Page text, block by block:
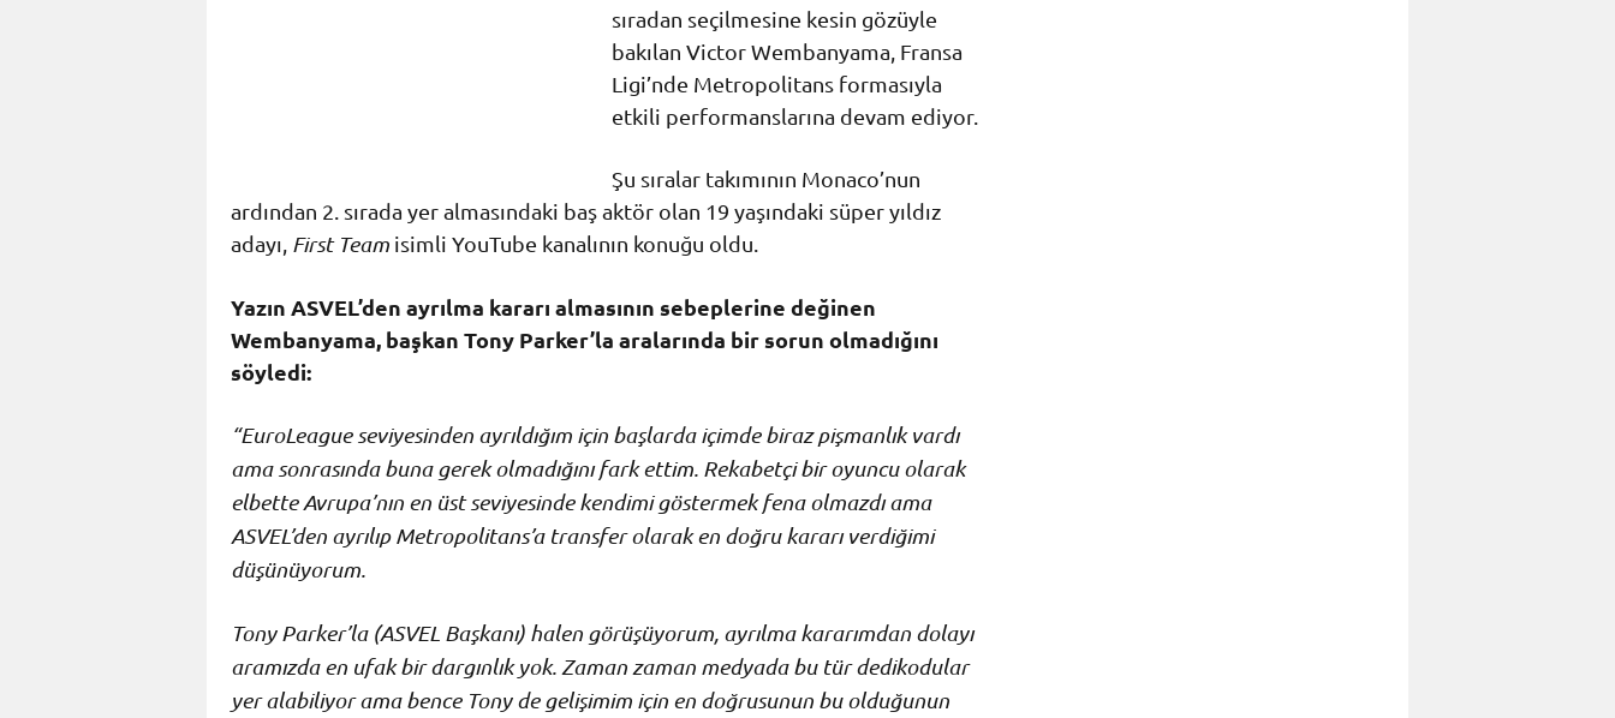
sıradan seçilmesine kesin gözüyle
bakılan Victor Wembanyama, Fransa
Ligi’nde Metropolitans formasıyla
etkili performanslarına devam ediyor.
Şu sıralar takımının Monaco’nun
ardından 2. sırada yer almasındaki baş aktör olan 19 yaşındaki süper yıldız
adayı, First Team isimli YouTube kanalının konuğu oldu.
Yazın ASVEL’den ayrılma kararı almasının sebeplerine değinen
Wembanyama, başkan Tony Parker’la aralarında bir sorun olmadığını
söyledi:
“EuroLeague seviyesinden ayrıldığım için başlarda içimde biraz pişmanlık vardı
ama sonrasında buna gerek olmadığını fark ettim. Rekabetçi bir oyuncu olarak
elbette Avrupa’nın en üst seviyesinde kendimi göstermek fena olmazdı ama
ASVEL’den ayrılıp Metropolitans’a transfer olarak en doğru kararı verdiğimi
düşünüyorum.
Tony Parker’la (ASVEL Başkanı) halen görüşüyorum, ayrılma kararımdan dolayı
aramızda en ufak bir dargınlık yok. Zaman zaman medyada bu tür dedikodular
yer alabiliyor ama bence Tony de gelişimim için en doğrusunun bu olduğunun